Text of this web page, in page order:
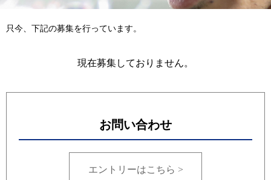
只今、下記の募集を行っています。
現在募集しておりません。
お問い合わせ
エントリーはこちら >